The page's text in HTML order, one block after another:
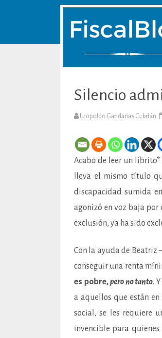
Silencio
Leopoldo Gandarias Cebrián
Acabo de leer un
lleva el mismo título
discapacidad sumida
agonizó en voz baja por
exclusión, ya ha sido
Con la ayuda de Beatriz
conseguir una renta
es pobre,pero no tanto.
a aquellos que están
social, se les requiere
invencible para